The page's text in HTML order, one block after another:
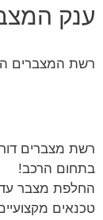
ענק
רשת המצברים
בתחום הרכב!
החלפת מצבר
טכנאים